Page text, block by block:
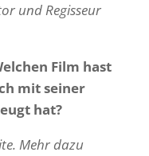
und Regisseur
Film hast
mit seiner
hat?
Mehr dazu